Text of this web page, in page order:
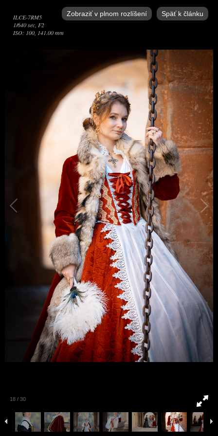
18 / 30
Zobraziť v plnom rozlíšení Späť k článku
ILCE-7RM5
1/640 sec, F2
ISO: 100, 141.00 mm